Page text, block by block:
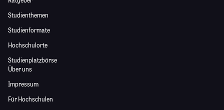
Studienthemen
Studienformate
Hochschulorte
Studienplatzbörse
Über uns
Impressum
Für Hochschulen